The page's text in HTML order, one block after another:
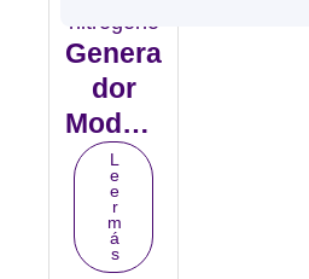
Genera
Dor
Modula
R De
Nitróge
No
L
e
e
r
m
á
s